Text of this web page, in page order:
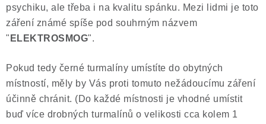
psychiku, ale třeba i na kvalitu spánku. Mezi lidmi je toto
záření známé spíše pod souhrným názvem
" ELEKTROSMOG".
Pokud tedy černé turmalíny umístíte do obytných
místností, měly by Vás proti tomuto nežádoucímu záření
účinně chránit. (Do každé místnosti je vhodné umístit
buď více drobných turmalínů o velikosti cca kolem 1